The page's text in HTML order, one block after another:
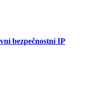
bezpečnostní IP